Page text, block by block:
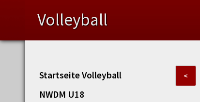
Volleyball
Startseite Volleyball
NWDM U18
<